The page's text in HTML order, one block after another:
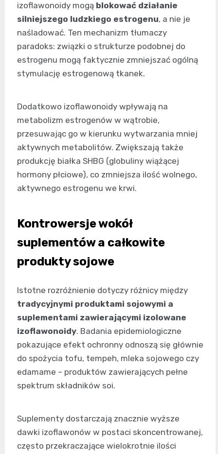
izoflawonoidy mogą blokować działanie
silniejszego ludzkiego estrogenu, a nie je
naśladować. Ten mechanizm tłumaczy
paradoks: związki o strukturze podobnej do
estrogenu mogą faktycznie zmniejszać ogólną
stymulację estrogenową tkanek.
Dodatkowo izoflawonoidy wpływają na
metabolizm estrogenów w wątrobie,
przesuwając go w kierunku wytwarzania mniej
aktywnych metabolitów. Zwiększają także
produkcję białka SHBG (globuliny wiążącej
hormony płciowe), co zmniejsza ilość wolnego,
aktywnego estrogenu we krwi.
Kontrowersje wokół
suplementów a całkowite
produkty sojowe
Istotne rozróżnienie dotyczy różnicy między
tradycyjnymi produktami sojowymi a
suplementami zawierającymi izolowane
izoflawonoidy. Badania epidemiologiczne
pokazujące efekt ochronny odnoszą się głównie
do spożycia tofu, tempeh, mleka sojowego czy
edamame – produktów zawierających pełne
spektrum składników soi.
Suplementy dostarczają znacznie wyższe
dawki izoflawonów w postaci skoncentrowanej,
często przekraczające wielokrotnie ilości